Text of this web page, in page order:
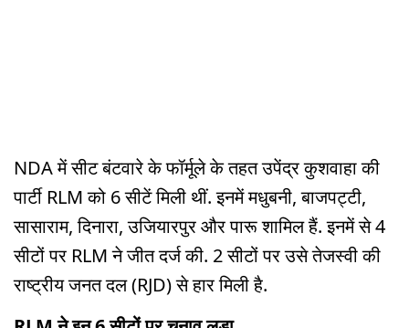
NDA में सीट बंटवारे के फॉर्मूले के तहत उपेंद्र कुशवाहा की
पार्टी RLM को 6 सीटें मिली थीं. इनमें मधुबनी, बाजपट्टी,
सासाराम, दिनारा, उजियारपुर और पारू शामिल हैं. इनमें से 4
सीटों पर RLM ने जीत दर्ज की. 2 सीटों पर उसे तेजस्वी की
राष्ट्रीय जनत दल (RJD) से हार मिली है.